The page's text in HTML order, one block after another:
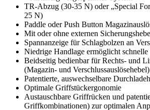
TR-Abzug (30-35 N) oder „Special
25 N)
Paddle oder Push Button
Mit oder ohne externen
Spannanzeige für Schlagbolzen an
Niedrige Handlage ermöglicht schnelle
Beidseitig bedienbar für Rechts- und
(Magazin- und Verschlussauslösehebel)
Patentierte, auswechselbare
Optimale Griffstückergonomie
Austauschbare Griffrücken und
Griffkombinationen) zur optimalen